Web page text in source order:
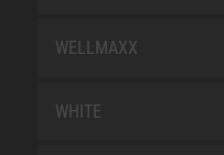
WELLMAXX
WHITE